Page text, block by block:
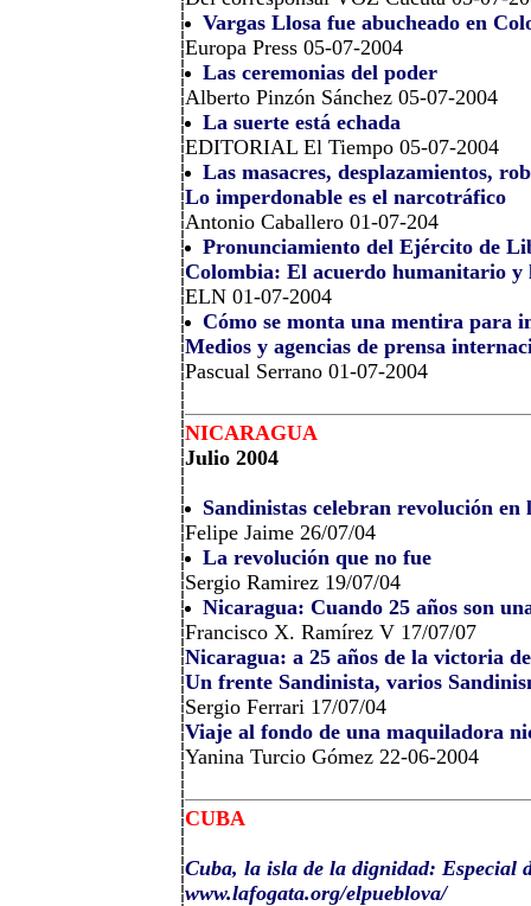
Vargas Llosa fue abucheado en
Europa Press 05-07-2004
Las ceremonias del poder
Alberto Pinzón Sánchez 05-07-2004
La suerte está echada
EDITORIAL El Tiempo 05-07-2004
Las masacres, desplazamientos,
Lo imperdonable es el narcotráfico
Antonio Caballero 01-07-204
Pronunciamiento del Ejército de
Colombia: El acuerdo humanitario y
ELN 01-07-2004
Cómo se monta una mentira para
Medios y agencias de prensa
Pascual Serrano 01-07-2004
NICARAGUA
Julio 2004
Sandinistas celebran revolución en
Felipe Jaime 26/07/04
La revolución que no fue
Sergio Ramirez 19/07/04
Nicaragua: Cuando 25 años son
Francisco X. Ramírez V 17/07/07
Nicaragua: a 25 años de la victoria
Un frente Sandinista, varios
Sergio Ferrari 17/07/04
Viaje al fondo de una maquiladora
Yanina Turcio Gómez 22-06-2004
CUBA
Cuba, la isla de la dignidad: Especial
www.lafogata.org/elpueblova/